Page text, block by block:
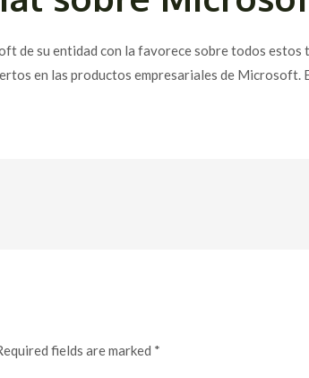
de su entidad con la favorece sobre todos
en las productos empresariales de
fields are marked *